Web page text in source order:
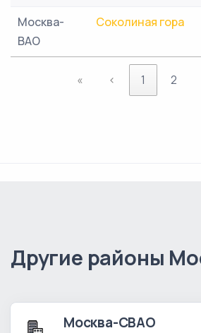
Москва-
ВАО
Соколиная гора
« ‹ 1 2
Другие районы
Москва-СВАО